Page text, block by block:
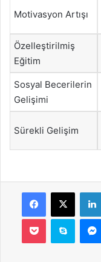
Motivasyon Artışı
Özelleştirilmiş
Eğitim
Sosyal Becerilerin
Gelişimi
Sürekli Gelişim
Facebook
X
Pocket Skype